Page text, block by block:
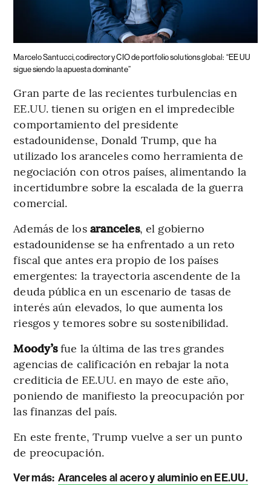
Marcelo Santucci, codirector y CIO de portfolio solutions global: “EE UU
sigue siendo la apuesta dominante”
Gran parte de las recientes turbulencias en
EE.UU. tienen su origen en el impredecible
comportamiento del presidente
estadounidense, Donald Trump, que ha
utilizado los aranceles como herramienta de
negociación con otros países, alimentando la
incertidumbre sobre la escalada de la guerra
comercial.
Además de los aranceles, el gobierno
estadounidense se ha enfrentado a un reto
fiscal que antes era propio de los países
emergentes: la trayectoria ascendente de la
deuda pública en un escenario de tasas de
interés aún elevados, lo que aumenta los
riesgos y temores sobre su sostenibilidad.
Moody’sfue la última de las tres grandes
agencias de calificación en rebajar la nota
crediticia de EE.UU. en mayo de este año,
poniendo de manifiesto la preocupación por
las finanzas del país.
En este frente, Trump vuelve a ser un punto
de preocupación.
Ver más: Aranceles al acero y aluminio en EE.UU.